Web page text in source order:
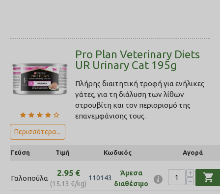
Pro Plan Veterinary Diets
UR Urinary Cat 195g
Πλήρης διαιτητική τροφή για ενήλικες
γάτες, για τη διάλυση των λίθων
στρουβίτη και τον περιορισμό της
επανεμφάνισης τους.
Περισσότερα...
Γεύση Τιμή Κωδικός Αγορά
Γαλοπούλα
2.95 €
(15.13 €/kg)
110143
Άμεσα
διαθέσιμο
+
−
shopping_cart